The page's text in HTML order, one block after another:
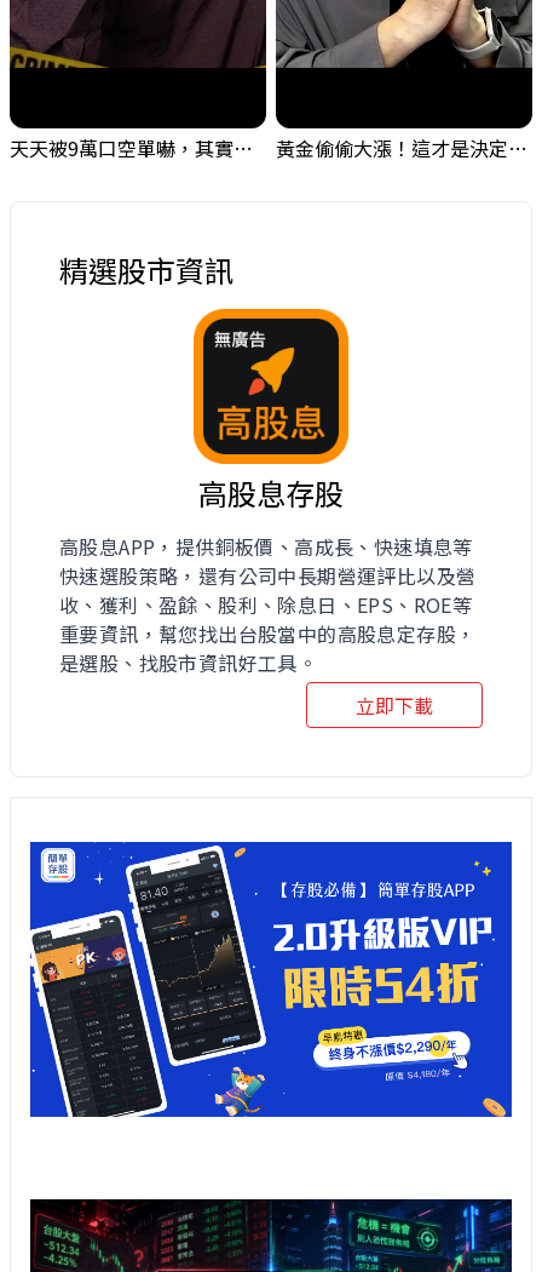
天天被9萬口空單嚇，其實你盯錯地方了｜Mr.Jimmy高志銘 #台股 #外資期貨 #融資 黃金偷偷大漲！這才是決定台股生死的「真風向球」！｜Mr.Jimmy高志銘 #黃金 #美元指數 #聯準會
精選股市資訊
高股息存股
高股息APP，提供銅板價、高成長、快速填息等
快速選股策略，還有公司中長期營運評比以及營
收、獲利、盈餘、股利、除息日、EPS、ROE等
重要資訊，幫您找出台股當中的高股息定存股，
是選股、找股市資訊好工具。
立即下載